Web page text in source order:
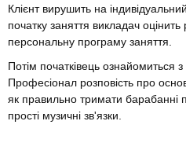
Клієнт вирушить на
початку заняття викладач
персональну програму заняття.
Потім початківець ознайомиться
Професіонал розповість про
як правильно тримати барабанні
прості музичні зв'язки.